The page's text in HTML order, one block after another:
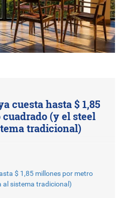
cuesta hasta $ 1,85
(y el steel
tradicional)